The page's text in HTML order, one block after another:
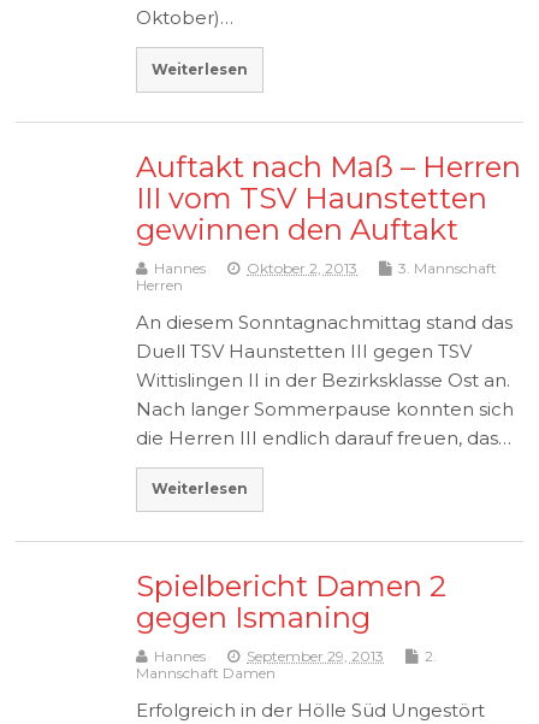
Oktober)…
Weiterlesen
Auftakt nach Maß – Herren
III vom TSV Haunstetten
gewinnen den Auftakt
Hannes Oktober 2, 2013
3. Mannschaft
Herren
An diesem Sonntagnachmittag stand das
Duell TSV Haunstetten III gegen TSV
Wittislingen II in der Bezirksklasse Ost an.
Nach langer Sommerpause konnten sich
die Herren III endlich darauf freuen, das…
Weiterlesen
Spielbericht Damen 2
gegen Ismaning
Hannes September 29, 2013
2.
Mannschaft Damen
Erfolgreich in der Hölle Süd Ungestört